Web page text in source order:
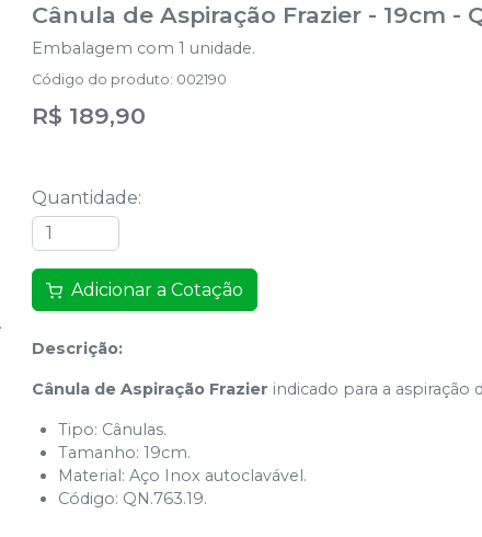
Cânula de Aspiração Frazier - 19cm -
Embalagem com 1 unidade.
Código do produto: 002190
R$ 189,90
Quantidade:
Adicionar a Cotação
Descrição:
Cânula de Aspiração Frazier indicado para a aspiração
Tipo: Cânulas.
Tamanho: 19cm.
Material: Aço Inox autoclavável.
Código: QN.763.19.